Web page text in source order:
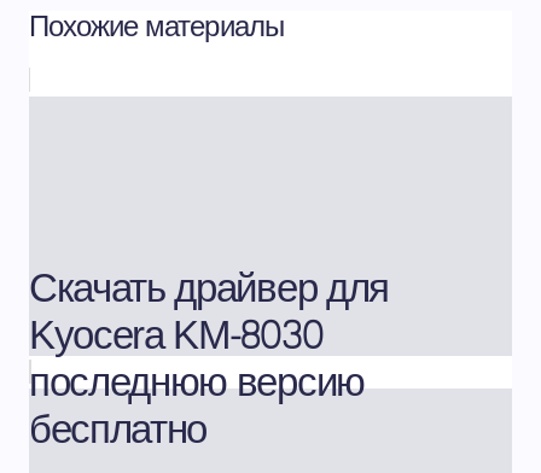
Похожие материалы
Скачать драйвер для
Kyocera KM-8030
последнюю версию
бесплатно